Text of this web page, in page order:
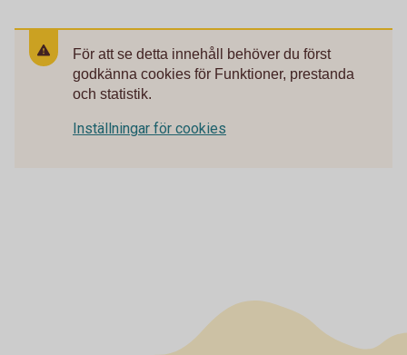
För att se detta innehåll behöver du först
godkänna cookies för Funktioner, prestanda
och statistik.
Inställningar för cookies